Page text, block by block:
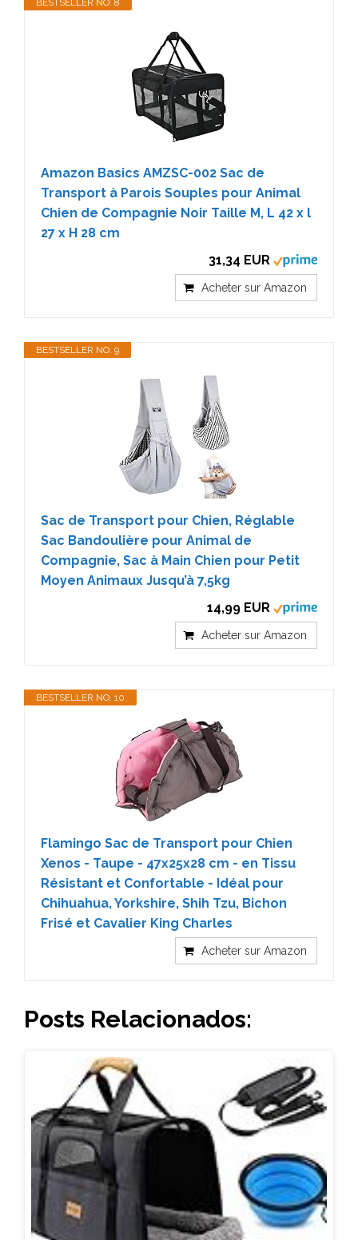
BESTSELLER NO. 8
Amazon Basics AMZSC-002 Sac de
Transport à Parois Souples pour Animal
Chien de Compagnie Noir Taille M, L 42 x l
27 x H 28 cm
31,34 EUR
Acheter sur Amazon
BESTSELLER NO. 9
Sac de Transport pour Chien, Réglable
Sac Bandoulière pour Animal de
Compagnie, Sac à Main Chien pour Petit
Moyen Animaux Jusqu’à 7,5kg
14,99 EUR
Acheter sur Amazon
BESTSELLER NO. 10
Flamingo Sac de Transport pour Chien
Xenos - Taupe - 47x25x28 cm - en Tissu
Résistant et Confortable - Idéal pour
Chihuahua, Yorkshire, Shih Tzu, Bichon
Frisé et Cavalier King Charles
Acheter sur Amazon
Posts Relacionados: